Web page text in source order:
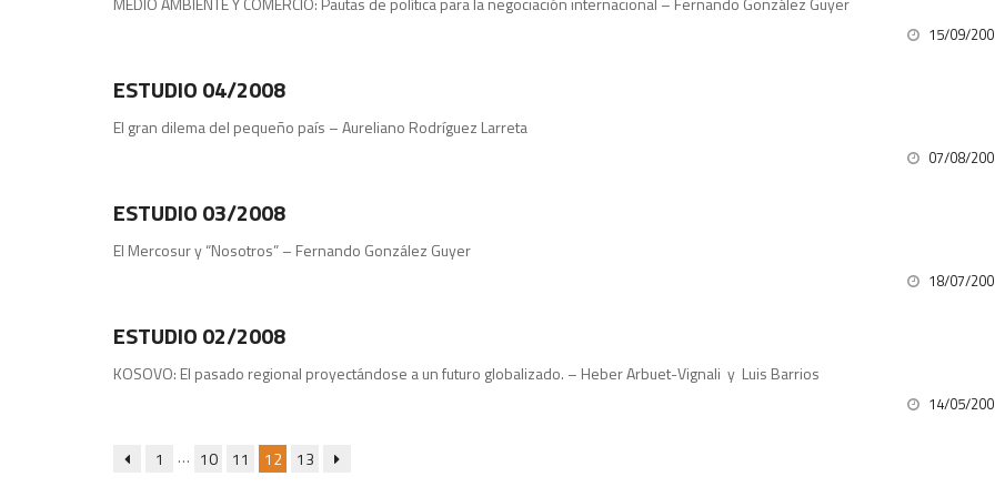
15/09/
ESTUDIO 04/2008
El gran dilema del pequeño país – Aureliano Rodríguez Larreta
07/08/
ESTUDIO 03/2008
El Mercosur y “Nosotros” – Fernando González Guyer
18/07/
ESTUDIO 02/2008
KOSOVO: El pasado regional proyectándose a un futuro globalizado. – Heber Arbuet-Vignali y Luis Barrios
14/05/
1 … 10 11 12 13